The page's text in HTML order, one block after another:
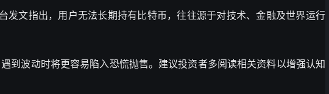
发文指出，用户无法长期持有比特币，往往源于对技术、金融及世界运行
到波动时将更容易陷入恐慌抛售。建议投资者多阅读相关资料以增强认知